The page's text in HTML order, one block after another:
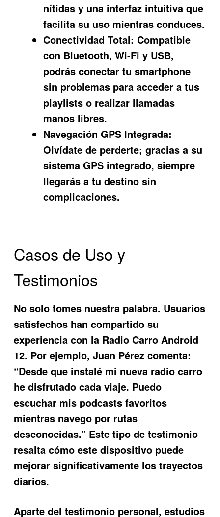
nítidas y una interfaz intuitiva que
facilita su uso mientras conduces.
Conectividad Total: Compatible
con Bluetooth, Wi-Fi y USB,
podrás conectar tu smartphone
sin problemas para acceder a tus
playlists o realizar llamadas
manos libres.
Navegación GPS Integrada:
Olvídate de perderte; gracias a su
sistema GPS integrado, siempre
llegarás a tu destino sin
complicaciones.
Casos de Uso y
Testimonios
No solo tomes nuestra palabra. Usuarios
satisfechos han compartido su
experiencia con la Radio Carro Android
12. Por ejemplo, Juan Pérez comenta:
“Desde que instalé mi nueva radio carro
he disfrutado cada viaje. Puedo
escuchar mis podcasts favoritos
mientras navego por rutas
desconocidas.” Este tipo de testimonio
resalta cómo este dispositivo puede
mejorar significativamente los trayectos
diarios.
Aparte del testimonio personal, estudios